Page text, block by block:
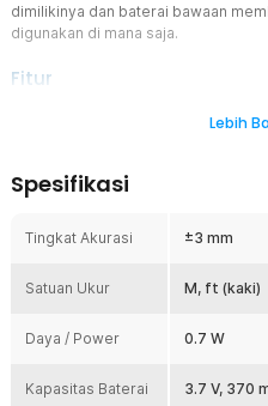
dimilikinya dan baterai bawaan
digunakan di mana saja.
Fitur
Ukur Akurat dengan Laser
memperkirakan atau khawatir
terpercaya, baik untuk mengukur
dan volume ruangan.
Layar Digital Informatif
Selain hasil pengukuran, layar
berbagai informasi mulai dari
sedang digunakan.
Lebih
Spesifikasi
Tingkat Akurasi ±3 mm
Satuan Ukur M, ft (kaki)
Daya / Power 0.7 W
Kapasitas Baterai 3.7 V, 370